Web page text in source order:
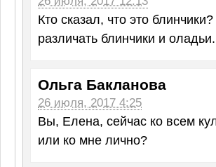
Кто сказал, что это
различать блинчики и оладьи.
Ольга Бакланова
26 июля, 2017 4:25
Вы, Елена, сейчас ко всем
или ко мне лично?